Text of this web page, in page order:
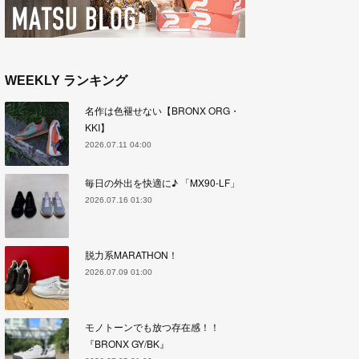
WEEKLY ランキング
名作は色褪せない【BRONX ORG・
KKI】
2026.07.11 04:00
毎日の外出を快適に♪ 「MX90-LF」
2026.07.16 01:30
脱力系MARATHON！
2026.07.09 01:00
モノトーンでも放つ存在感！！
『BRONX GY/BK』